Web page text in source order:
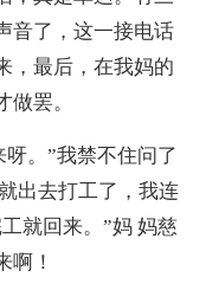
音了，这一接电话
，最后，在我妈的
罢。
。”我禁不住问了
出去打工了，我连
就回来。”妈 妈慈
啊！